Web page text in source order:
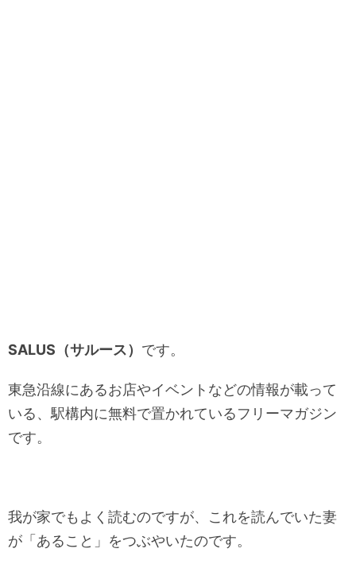
SALUS（サルース） です。
東急沿線にあるお店やイベントなどの情報が載って
いる、駅構内に無料で置かれているフリーマガジン
です。
我が家でもよく読むのですが、これを読んでいた妻
が「あること」をつぶやいたのです。